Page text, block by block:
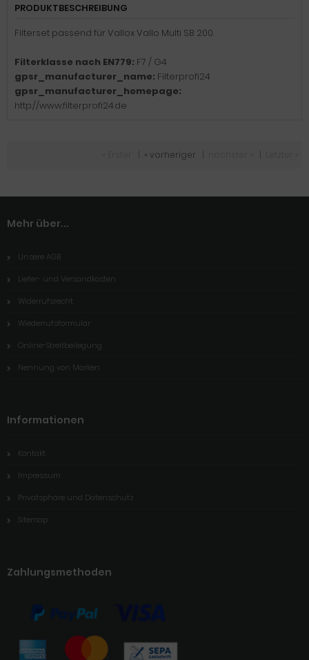
PRODUKTBESCHREIBUNG
Filterset passend für Vallox Vallo Multi SB 200.
Filterklasse nach EN779: F7 / G4
gpsr_manufacturer_name: Filterprofi24
gpsr_manufacturer_homepage:
http://www.filterprofi24.de
« vorheriger
Mehr über...
Unsere AGB
Liefer- und Versandkosten
Widerrufsrecht
Wiederrufsformular
Online-Streitbeilegung
Nennung von Marken
Informationen
Kontakt
Impressum
Privatsphäre und Datenschutz
Sitemap
Zahlungsmethoden